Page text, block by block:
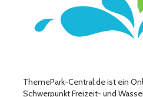
ThemePark-Central.de ist ein
Schwerpunkt Freizeit- und